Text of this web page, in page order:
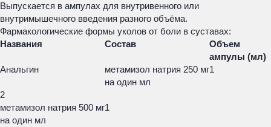
Выпускается в ампулах для внутривенного или
внутримышечного введения разного объёма.
Фармакологические формы уколов от боли в суставах:
Названия
Состав
Объем
ампулы (мл)
Анальгин
метамизол натрия 250 мг
на один мл
1
2
метамизол натрия 500 мг
на один мл
1